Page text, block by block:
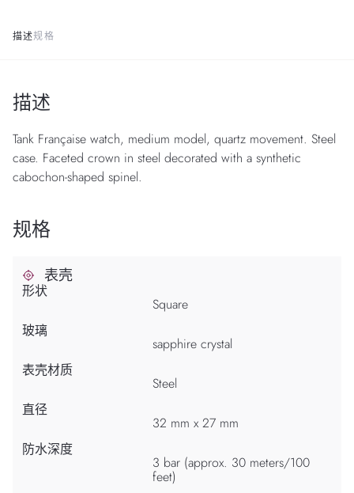
描述规格
描述
Tank Française watch, medium model, quartz movement. Steel
case. Faceted crown in steel decorated with a synthetic
cabochon-shaped spinel.
规格
表壳
形状
Square
玻璃
sapphire crystal
表壳材质
Steel
直径
32 mm x 27 mm
防水深度
3 bar (approx. 30 meters/100
feet)